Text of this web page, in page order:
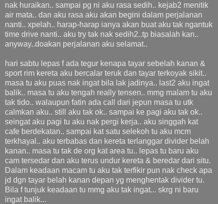
nak huraikan.. sampai pg ni aku rasa sedih.. kejab2 menitik
air mata.. dan aku rasa aku akan begini dalam perjalanan
nanti.. xpelah.. harap-harap ianya akan buat aku tak ngantuk
time drive nanti.. aku try tak nak sedih2..tp biasalah kan..
anyway..doakan perjalanan aku selamat..
hari sabtu lepas f ada tegur kenapa tayar sebelah kanan &
sport rim kereta aku bercalar teruk dan tayar terkoyak sikit..
masa tu aku puas nak ingat bila lak jadinya.. last2 aku ingat
balik.. masa tu aku tengah really tensen.. mmg malam tu aku
tak tido.. walaupun fatin ada call dari jepun masa tu utk
calmkan aku.. still aku tak ok.. sampai ke pagi aku tak ok..
seingat aku pagi tu aku nak pergi kerja.. aku singgah kat
cafe berdekatan.. sampai kat satu selekoh tu aku mcm
terkhayal.. aku terbabas dan kereta terlanggar divider belah
kanan.. masa tu tak de org kat area tu.. lepas tu baru aku
cam tersedar dan aku terus undur kereta & beredar dari situ.
Dalam keadaan macam tu aku tak terfikir pun nak check apa
jd dgn tayar belah kanan depan yg menghentak divider tu.
Bila f tunjuk keadaan tu mmg aku tak ingat... skrg ni baru
ingat balik...